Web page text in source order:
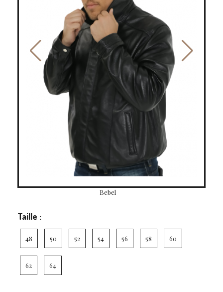
Bebel
Taille :
48 50 52 54 56 58 60
62 64